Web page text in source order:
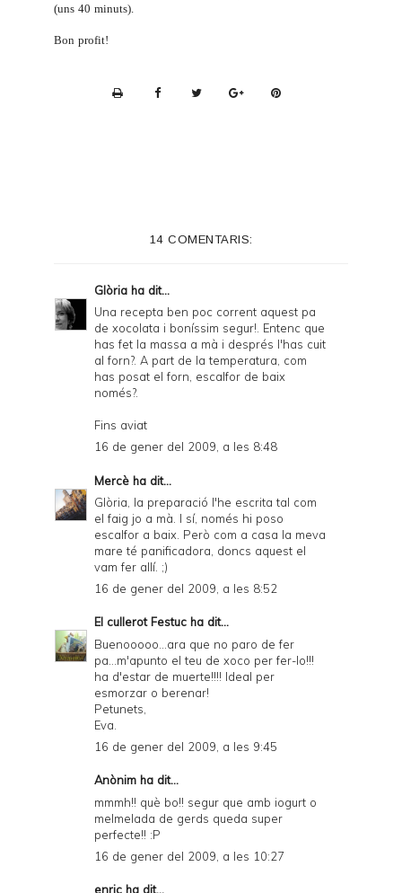
(uns 40 minuts).
Bon profit!
i
e
n
n
d
P
F
14 COMENTARIS:
Glòria ha dit...
Una recepta ben poc corrent aquest pa
de xocolata i boníssim segur!. Entenc que
has fet la massa a mà i després l'has cuit
al forn?. A part de la temperatura, com
has posat el forn, escalfor de baix
només?.
Fins aviat
16 de gener del 2009, a les 8:48
Mercè ha dit...
Glòria, la preparació l'he escrita tal com
el faig jo a mà. I sí, només hi poso
escalfor a baix. Però com a casa la meva
mare té panificadora, doncs aquest el
vam fer allí. ;)
16 de gener del 2009, a les 8:52
El cullerot Festuc ha dit...
Buenooooo...ara que no paro de fer
pa...m'apunto el teu de xoco per fer-lo!!!
ha d'estar de muerte!!!! Ideal per
esmorzar o berenar!
Petunets,
Eva.
16 de gener del 2009, a les 9:45
Anònim ha dit...
mmmh!! què bo!! segur que amb iogurt o
melmelada de gerds queda super
perfecte!! :P
16 de gener del 2009, a les 10:27
enric ha dit...